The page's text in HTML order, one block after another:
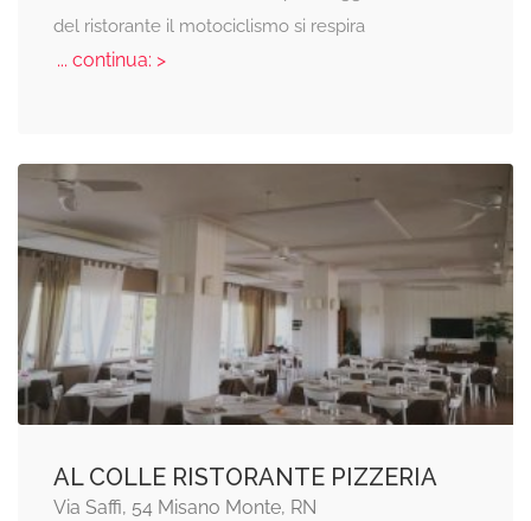
del ristorante il motociclismo si respira
... continua: >
AL COLLE RISTORANTE PIZZERIA
Via Saffi, 54 Misano Monte, RN